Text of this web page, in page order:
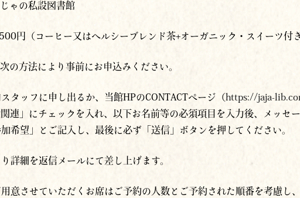
ゃの私設図書館
円（コーヒー又はヘルシーブレンド茶+オーガニック・スイーツ付き
の方法により事前にお申込みください。
タッフに申し出るか、当館HPのCONTACTページ（https://jaja-
関連」にチェックを入れ、以下お名前等の必須項目を入力後、メッセ
希望」とご記入し、最後に必ず「送信」ボタンを押してください。
詳細を返信メールにて差し上げます。
意させていただくお席はご予約の人数とご予約された順番を考慮し